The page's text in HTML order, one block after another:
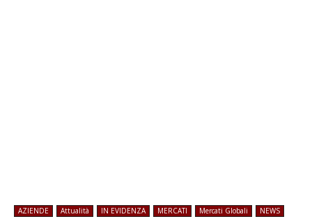
AZIENDE Attualità IN EVIDENZA MERCATI Mercati Globali NEWS